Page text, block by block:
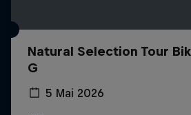
Natural Selection Tour
G
5 Mai 2026